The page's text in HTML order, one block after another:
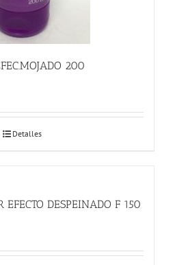
200
Detalles
EFECTO DESPEINADO F 150